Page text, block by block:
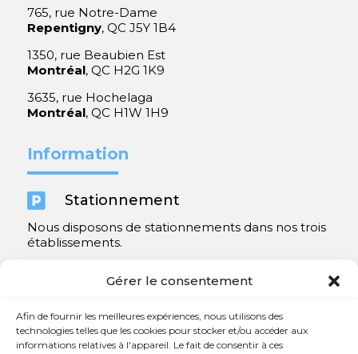
Gérer le consentement
Afin de fournir les meilleures expériences, nous utilisons des
technologies telles que les cookies pour stocker et/ou accéder aux
informations relatives à l'appareil. Le fait de consentir à ces
765, rue Notre-Dame
Repentigny, QC J5Y 1B4
1350, rue Beaubien Est
Montréal, QC H2G 1K9
3635, rue Hochelaga
Montréal, QC H1W 1H9
Information
 Stationnement
Nous disposons de stationnements dans nos trois
établissements.
Contact